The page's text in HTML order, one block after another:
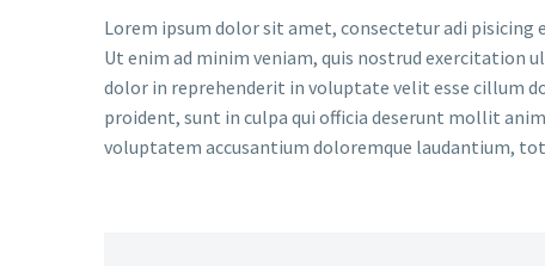
Lorem ipsum dolor sit amet, consectetur adi
Ut enim ad minim veniam, quis nostrud exercitation
dolor in reprehenderit in voluptate velit esse cillum
proident, sunt in culpa qui officia deserunt mollit
voluptatem accusantium doloremque laudantium,